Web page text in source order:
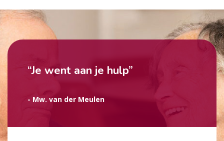
“Je went aan je hulp”
- Mw. van der Meulen